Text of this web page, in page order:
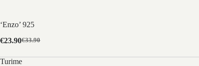
‘Enzo’ 925
€33.90
Original
was:
€23.90Current
is:
Turime